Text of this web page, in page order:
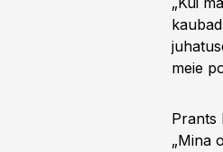
meie
Prants
„Mina